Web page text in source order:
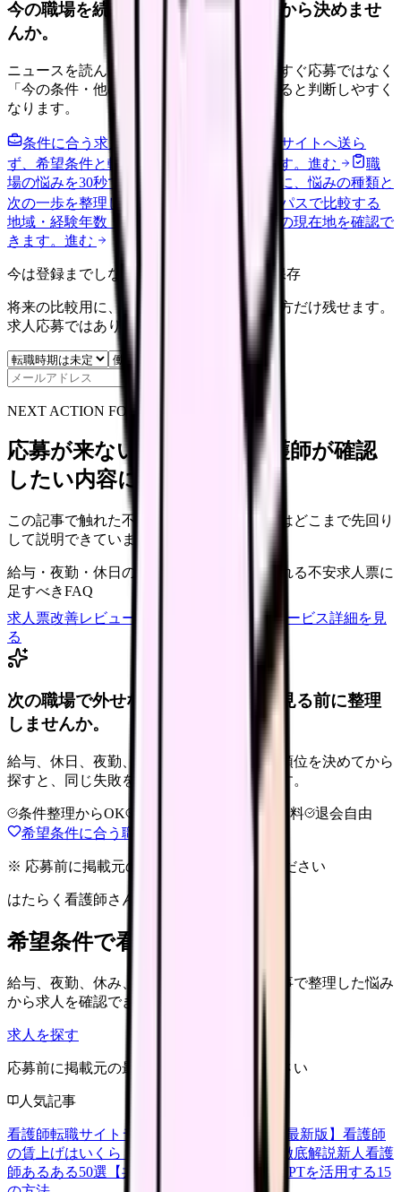
今の職場を続けるか、条件を比べてから決めませ
んか。
ニュースを読んで不安が強くなった時は、すぐ応募ではなく
「今の条件・他の選択肢・相談先」を分けると判断しやすく
なります。
条件に合う求人通知を受け取る
外部転職サイトへ送ら
ず、希望条件と転職時期を自社で預かります。 進む
職
場の悩みを30秒で診断
辞めるべきか迷う前に、悩みの種類と
次の一歩を整理します。
給料コンパスで比較する
地域・経験年数・施設形態から、今の給料の現在地を確認で
きます。 進む
今は登録までしない人向け: 希望条件だけ保存
将来の比較用に、転職時期と気になる働き方だけ残せます。
求人応募ではありません。
NEXT ACTION FOR CLINICS
応募が来ない求人票を、看護師が確認
したい内容に直せます
この記事で触れた不安を、自院の求人票ではどこまで先回り
して説明できていますか？
給与・夜勤・休日の見せ方 応募前に離脱される不安求人票に
足すべきFAQ
求人票改善レビューの見積もりを依頼
サービス詳細を見
る
次の職場で外せない条件を、求人を見る前に整理
しませんか。
給与、休日、夜勤、通勤、人間関係。優先順位を決めてから
探すと、同じ失敗を繰り返しにくくなります。
条件整理からOK 完全無料
退会自由
希望条件に合う職場を相談する
※ 応募前に掲載元の最新情報を確認してください
はたらく看護師さん 求人
希望条件で看護師求人を探す
給与、夜勤、休み、ブランクなど、この記事で整理した悩み
から求人を確認できます。
求人を探す
応募前に掲載元の最新情報を確認してください
人気記事
看護師転職サイトランキングTOP5【2026年最新版】 看護師
の賃上げはいくら？2026年度の最新情報を徹底解説新人看護
師あるある50選【共感必至】
看護師がChatGPTを活用する15